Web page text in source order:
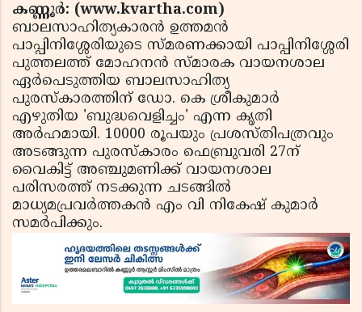
കണ്ണൂര്‍: (www.kvartha.com)
ബാലസാഹിത്യകാരന്‍ ഉത്തമന്‍
പാപ്പിനിശ്ശേരിയുടെ സ്മരണക്കായി പാപ്പിനിശ്ശേരി
പുത്തലത്ത് മോഹനന്‍ സ്മാരക വായനശാല
ഏര്‍പെടുത്തിയ ബാലസാഹിത്യ
പുരസ്‌കാരത്തിന് ഡോ. കെ ശ്രീകുമാര്‍
എഴുതിയ 'ബുദ്ധവെളിച്ചം' എന്ന കൃതി
അര്‍ഹമായി. 10000 രൂപയും പ്രശസ്തിപത്രവും
അടങ്ങുന്ന പുരസ്‌കാരം ഫെബ്രുവരി 27ന്
വൈകിട്ട് അഞ്ചുമണിക്ക് വായനശാല
പരിസരത്ത് നടക്കുന്ന ചടങ്ങില്‍
മാധ്യമപ്രവര്‍ത്തകന്‍ എം വി നികേഷ് കുമാര്‍
സമര്‍പിക്കും.